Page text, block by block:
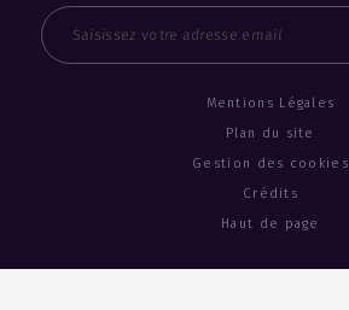
Email
Mentions Légales
Plan du site
Gestion des cookies
Crédits
Haut de page